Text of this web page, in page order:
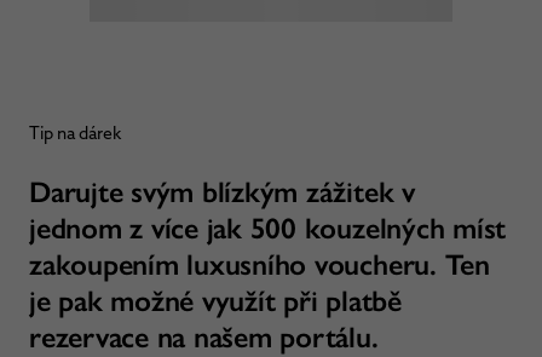
Tip na dárek
Darujte svým blízkým zážitek v
jednom z více jak 500 kouzelných míst
zakoupením luxusního voucheru. Ten
je pak možné využít při platbě
rezervace na našem portálu.